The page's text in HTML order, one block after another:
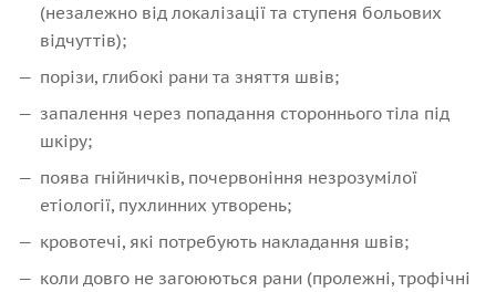
(незалежно від локалізації та ступеня больових
відчуттів);
порізи, глибокі рани та зняття швів;
запалення через попадання стороннього тіла під
шкіру;
поява гнійничків, почервоніння незрозумілої
етіології, пухлинних утворень;
кровотечі, які потребують накладання швів;
коли довго не загоюються рани (пролежні, трофічні